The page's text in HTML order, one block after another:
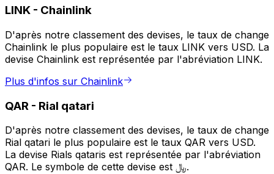
LINK - Chainlink
D'après notre classement des devises, le taux de change
Chainlink le plus populaire est le taux LINK vers USD. La
devise Chainlink est représentée par l'abréviation LINK.
Plus d'infos sur Chainlink
QAR - Rial qatari
D'après notre classement des devises, le taux de change
Rial qatari le plus populaire est le taux QAR vers USD.
La devise Rials qataris est représentée par l'abréviation
QAR. Le symbole de cette devise est ﷼.